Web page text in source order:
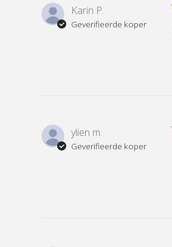
Karin P.
Geverifieerde koper
ylien m.
Geverifieerde koper